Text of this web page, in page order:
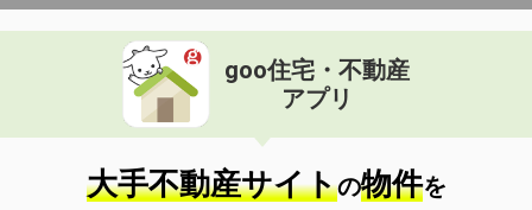
goo住宅・不動産
アプリ
大手不動産サイトの物件を